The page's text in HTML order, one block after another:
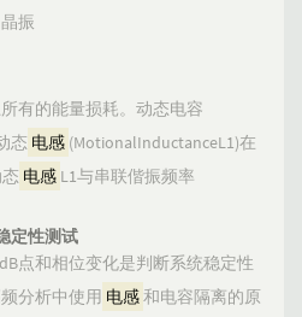
振
有的能量损耗。动态电容
态 电感 (MotionalInductanceL1)在
电感 L1与串联偕振频率
定性测试
点和相位变化是判断系统稳定性
分析中使用 电感和电容隔离的原